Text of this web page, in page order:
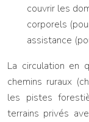
couvrir les
corporels
assistance
La circulation en
chemins ruraux
les pistes
terrains privés